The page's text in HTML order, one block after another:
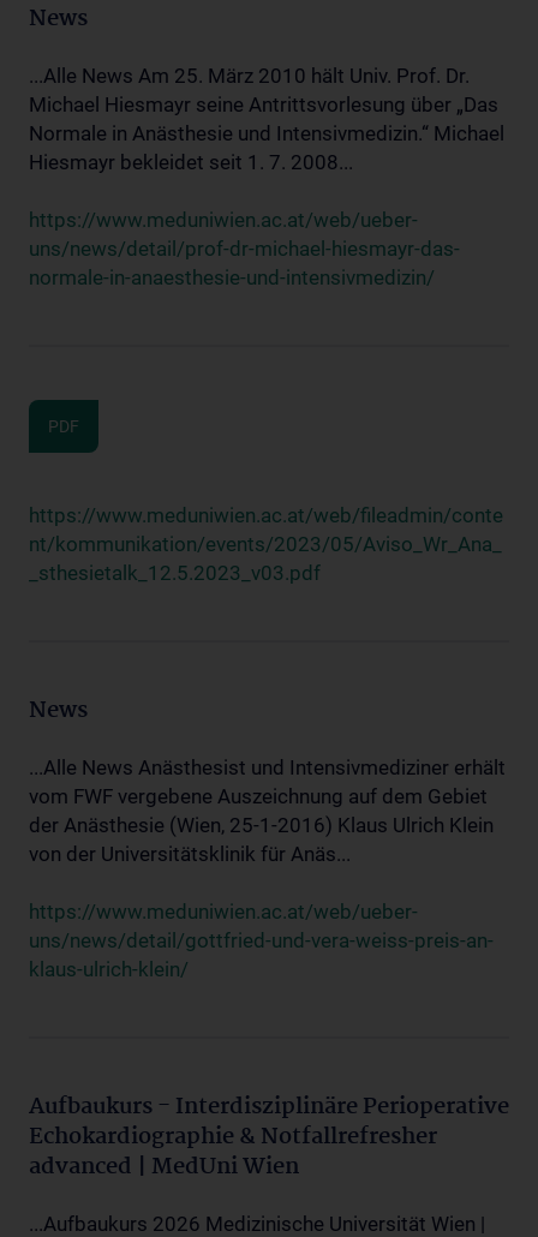
News
...Alle News Am 25. März 2010 hält Univ. Prof. Dr.
Michael Hiesmayr seine Antrittsvorlesung über „Das
Normale in Anästhesie und Intensivmedizin.“ Michael
Hiesmayr bekleidet seit 1. 7. 2008...
https://www.meduniwien.ac.at/web/ueber-
uns/news/detail/prof-dr-michael-hiesmayr-das-
normale-in-anaesthesie-und-intensivmedizin/
PDF
https://www.meduniwien.ac.at/web/fileadmin/conte
nt/kommunikation/events/2023/05/Aviso_Wr_Ana_
_sthesietalk_12.5.2023_v03.pdf
News
...Alle News Anästhesist und Intensivmediziner erhält
vom FWF vergebene Auszeichnung auf dem Gebiet
der Anästhesie (Wien, 25-1-2016) Klaus Ulrich Klein
von der Universitätsklinik für Anäs...
https://www.meduniwien.ac.at/web/ueber-
uns/news/detail/gottfried-und-vera-weiss-preis-an-
klaus-ulrich-klein/
Aufbaukurs - Interdisziplinäre Perioperative
Echokardiographie & Notfallrefresher
advanced | MedUni Wien
...Aufbaukurs 2026 Medizinische Universität Wien |